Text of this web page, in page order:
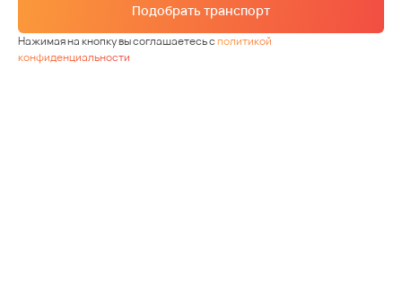
Подобрать транспорт
Нажимая на кнопку вы соглашаетесь сполитикой
конфиденциальности